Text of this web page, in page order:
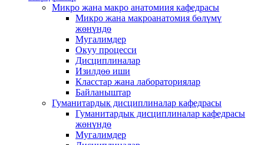
Микро жана макро анатомиия кафедрасы
Микро жана макроанатомия бөлүмү
жөнүндө
Мугалимдер
Окуу процесси
Дисциплиналар
Изилдөө иши
Класстар жана лабораториялар
Байланыштар
Гуманитардык дисциплиналар кафедрасы
Гуманитардык дисциплиналар кафедрасы
жөнүндө
Мугалимдер